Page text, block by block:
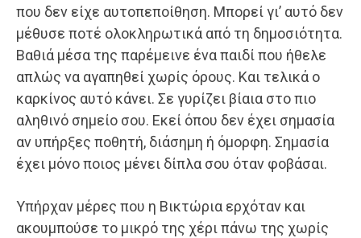
που δεν είχε αυτοπεποίθηση. Μπορεί γι’ αυτό δεν
μέθυσε ποτέ ολοκληρωτικά από τη δημοσιότητα.
Βαθιά μέσα της παρέμεινε ένα παιδί που ήθελε
απλώς να αγαπηθεί χωρίς όρους. Και τελικά ο
καρκίνος αυτό κάνει. Σε γυρίζει βίαια στο πιο
αληθινό σημείο σου. Εκεί όπου δεν έχει σημασία
αν υπήρξες ποθητή, διάσημη ή όμορφη. Σημασία
έχει μόνο ποιος μένει δίπλα σου όταν φοβάσαι.
Υπήρχαν μέρες που η Βικτώρια ερχόταν και
ακουμπούσε το μικρό της χέρι πάνω της χωρίς